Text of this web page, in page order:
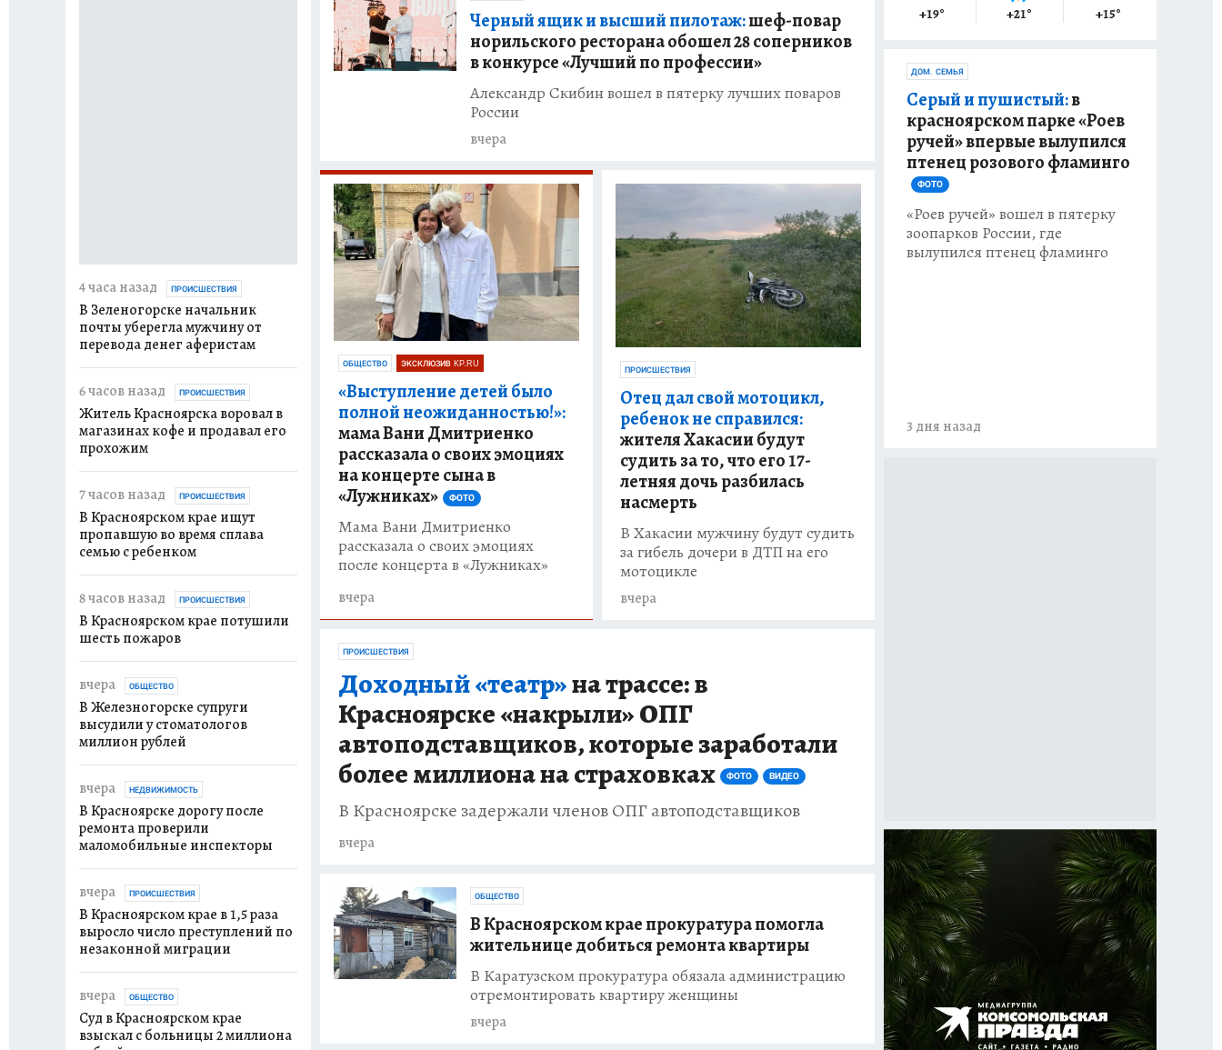
Черный ящик и высший пилотаж:шеф-повар
норильского ресторана обошел 28 соперников
в конкурсе «Лучший по профессии»
Александр Скибин вошел в пятерку лучших поваров
России
вчера
ОБЩЕСТВО ЭКСКЛЮЗИВ KP.RU
«Выступление детей было
полной неожиданностью!»:
мама Вани Дмитриенко
рассказала о своих эмоциях
на концерте сына в
«Лужниках»
ФОТО
Мама Вани Дмитриенко
рассказала о своих эмоциях
после концерта в «Лужниках»
вчера
ПРОИСШЕСТВИЯ
Отец дал свой мотоцикл,
ребенок не справился:
жителя Хакасии будут
судить за то, что его 17-
летняя дочь разбилась
насмерть
В Хакасии мужчину будут судить
за гибель дочери в ДТП на его
мотоцикле
вчера
ПРОИСШЕСТВИЯ
Доходный «театр»на трассе: в
Красноярске «накрыли» ОПГ
автоподставщиков, которые заработали
более миллиона на страховках
ФОТО ВИДЕО
В Красноярске задержали членов ОПГ автоподставщиков
вчера
ОБЩЕСТВО
В Красноярском крае прокуратура помогла
жительнице добиться ремонта квартиры
В Каратузском прокуратура обязала администрацию
отремонтировать квартиру женщины
вчера
4 часа назад ПРОИСШЕСТВИЯ
В Зеленогорске начальник
почты уберегла мужчину от
перевода денег аферистам
6 часов назад ПРОИСШЕСТВИЯ
Житель Красноярска воровал в
магазинах кофе и продавал его
прохожим
7 часов назад ПРОИСШЕСТВИЯ
В Красноярском крае ищут
пропавшую во время сплава
семью с ребенком
8 часов назад ПРОИСШЕСТВИЯ
В Красноярском крае потушили
шесть пожаров
вчера ОБЩЕСТВО
В Железногорске супруги
высудили у стоматологов
миллион рублей
вчера НЕДВИЖИМОСТЬ
В Красноярске дорогу после
ремонта проверили
маломобильные инспекторы
вчера ПРОИСШЕСТВИЯ
В Красноярском крае в 1,5 раза
выросло число преступлений по
незаконной миграции
вчера ОБЩЕСТВО
Суд в Красноярском крае
взыскал с больницы 2 миллиона
+19° +21° +15°
ДОМ. СЕМЬЯ
Серый и пушистый:в
красноярском парке «Роев
ручей» впервые вылупился
птенец розового фламинго
ФОТО
«Роев ручей» вошел в пятерку
зоопарков России, где
вылупился птенец фламинго
3 дня назад